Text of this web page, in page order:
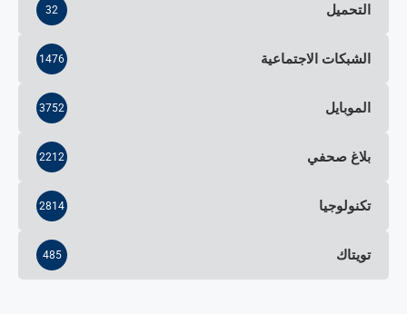
التحميل 32
الشبكات الاجتماعية 1476
الموبايل 3752
بلاغ صحفي 2212
تكنولوجيا 2814
تويتاك 485